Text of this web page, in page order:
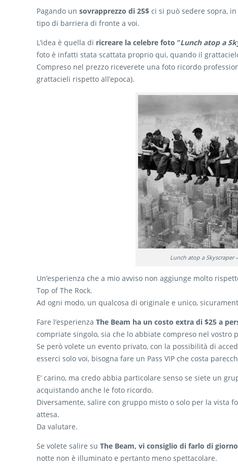
Pagando un sovrapprezzo di 25$ ci si può sedere sopra,
tipo di barriera di fronte a voi.
L’idea è quella di ricreare la celebre foto “Lunch atop a
foto è infatti stata scattata proprio qui, quando il
Compreso nel prezzo riceverete una foto ricordo
grattacieli rispetto all’epoca).
Lunch atop a Skyscraper
Un’esperienza che a mio avviso non aggiunge molto
Top of The Rock.
Ad ogni modo, un qualcosa di originale e unico,
Fare l’esperienza The Beam ha un costo extra di $25 a
compriate singolo, sia che lo abbiate compreso nel vostro
Se però volete un evento privato, con la possibilità di
esserci solo voi, bisogna fare un Pass VIP che costa
E’ carino, ma credo abbia particolare senso se siete un
acquistando anche le foto ricordo.
Diversamente, salire con gruppo misto o solo per la vista
attesa.
Da valutare.
Se volete salire su The Beam, vi consiglio di farlo di giorno
notte non è illuminato e pertanto meno spettacolare.